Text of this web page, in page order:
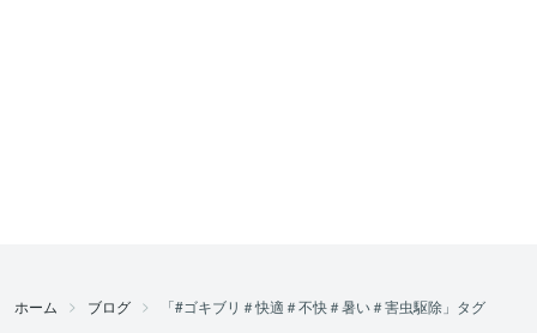
ホーム ブログ 「#ゴキブリ＃快適＃不快＃暑い＃害虫駆除」タグ